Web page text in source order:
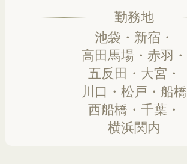
勤務地
池袋・新宿・
高田馬場・赤羽・
五反田・大宮・
川口・松戸・船橋
西船橋・千葉・
横浜関内